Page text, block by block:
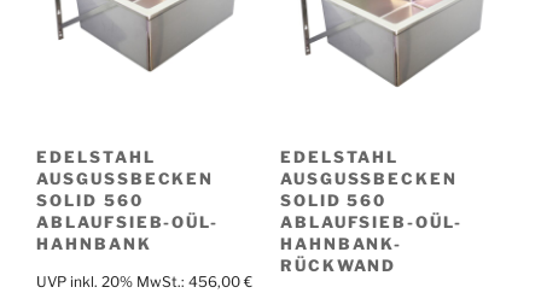
EDELSTAHL
AUSGUSSBECKEN
SOLID 560
ABLAUFSIEB-OÜL-
HAHNBANK
UVP inkl. 20% MwSt.: 456,00 €
EDELSTAHL
AUSGUSSBECKEN
SOLID 560
ABLAUFSIEB-OÜL-
HAHNBANK-
RÜCKWAND